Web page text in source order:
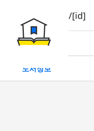
book/rent/[id]
대여
도서정보